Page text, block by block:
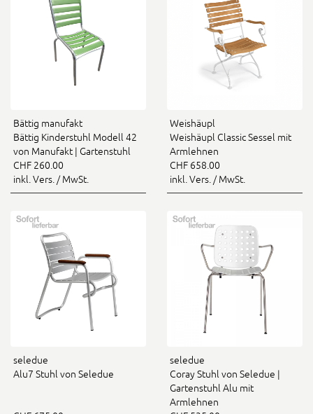
Bättig manufakt
Bättig Kinderstuhl Modell 42
von Manufakt | Gartenstuhl
CHF 260.00
inkl. Vers. / MwSt.
Weishäupl
Weishäupl Classic Sessel mit
Armlehnen
CHF 658.00
inkl. Vers. / MwSt.
seledue
Alu7 Stuhl von Seledue
seledue
Coray Stuhl von Seledue |
Gartenstuhl Alu mit
Armlehnen